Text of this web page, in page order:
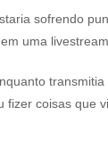
sofrendo
uma
transmitia
coisas